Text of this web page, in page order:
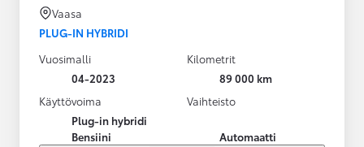
Vaasa
PLUG-IN HYBRIDI
Vuosimalli
04-2023
Kilometrit
89 000 km
Käyttövoima
Plug-in hybridi
Bensiini
Vaihteisto
Automaatti